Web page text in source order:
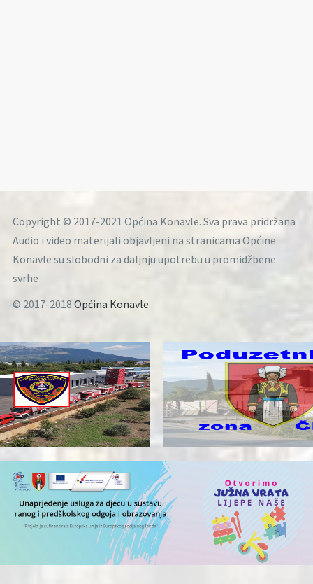
Copyright © 2017-2021 Općina Konavle. Sva prava pridržana
Audio i video materijali objavljeni na stranicama Općine
Konavle su slobodni za daljnju upotrebu u promidžbene
svrhe
© 2017-2018 Općina Konavle